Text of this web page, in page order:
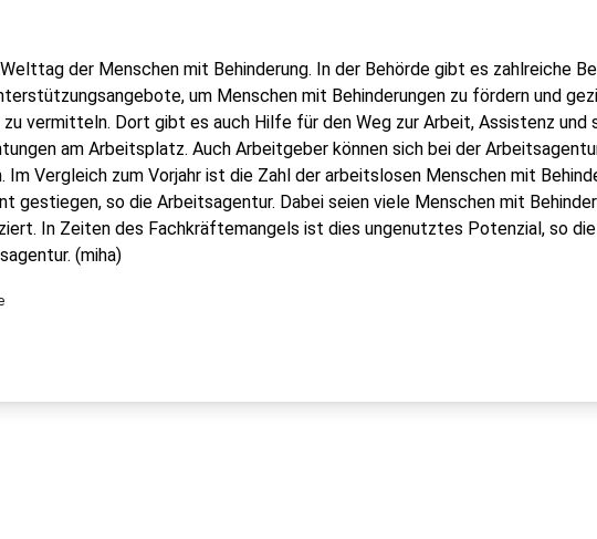
der Menschen mit Behinderung. In der Behörde gibt es zahlreiche
um Menschen mit Behinderungen zu fördern und
vermitteln. Dort gibt es auch Hilfe für den Weg zur Arbeit, Assistenz und
am Arbeitsplatz. Auch Arbeitgeber können sich bei der
Im Vergleich zum Vorjahr ist die Zahl der arbeitslosen Menschen mit
gestiegen, so die Arbeitsagentur. Dabei seien viele Menschen mit
In Zeiten des Fachkräftemangels ist dies ungenutztes Potenzial, so die
(miha)